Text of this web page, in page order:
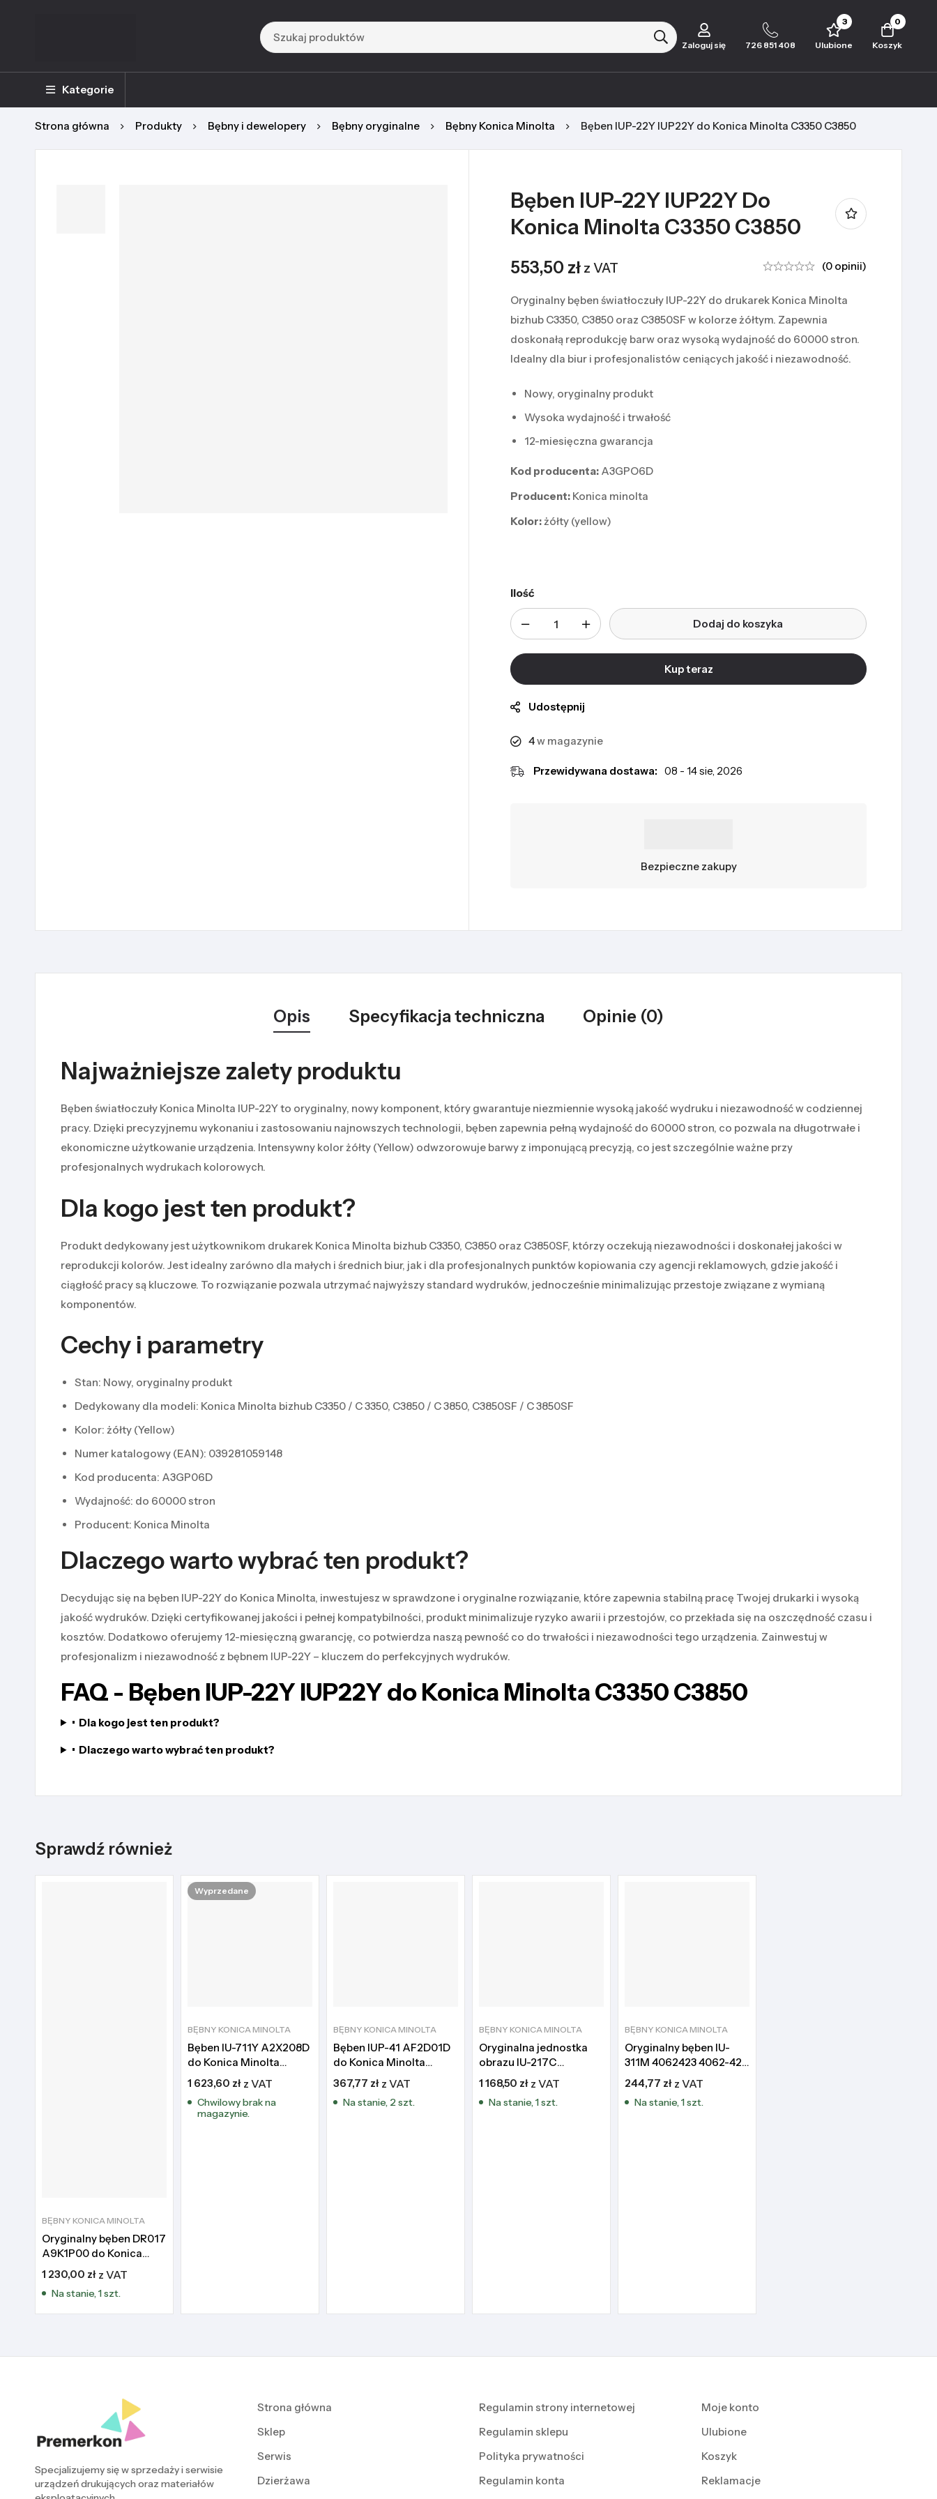
Zaloguj się 726 851 408
3
Ulubione
0
Koszyk
Kategorie
Strona główna Produkty Bębny i dewelopery Bębny oryginalne Bębny Konica Minolta Bęben IUP-22Y IUP22Y do Konica Minolta C3350 C3850
Bęben IUP-22Y IUP22Y Do
Konica Minolta C3350 C3850
553,50 zł z VAT (0 opinii)
Oryginalny bęben światłoczuły IUP-22Y do drukarek Konica Minolta
bizhub C3350, C3850 oraz C3850SF w kolorze żółtym. Zapewnia
doskonałą reprodukcję barw oraz wysoką wydajność do 60000 stron.
Idealny dla biur i profesjonalistów ceniących jakość i niezawodność.
Nowy, oryginalny produkt
Wysoka wydajność i trwałość
12-miesięczna gwarancja
Kod producenta: A3GPO6D
Producent: Konica minolta
Kolor:żółty (yellow)
4w magazynie
Ilość
Dodaj do koszyka
Kup teraz
Udostępnij
Przewidywana dostawa: 08 - 14 sie, 2026
Bezpieczne zakupy
Opis Specyfikacja techniczna Opinie (0)
Najważniejsze zalety produktu
Bęben światłoczuły Konica Minolta IUP-22Y to oryginalny, nowy komponent, który gwarantuje niezmiennie wysoką jakość wydruku i niezawodność w codziennej
pracy. Dzięki precyzyjnemu wykonaniu i zastosowaniu najnowszych technologii, bęben zapewnia pełną wydajność do 60000 stron, co pozwala na długotrwałe i
ekonomiczne użytkowanie urządzenia. Intensywny kolor żółty (Yellow) odwzorowuje barwy z imponującą precyzją, co jest szczególnie ważne przy
profesjonalnych wydrukach kolorowych.
Dla kogo jest ten produkt?
Produkt dedykowany jest użytkownikom drukarek Konica Minolta bizhub C3350, C3850 oraz C3850SF, którzy oczekują niezawodności i doskonałej jakości w
reprodukcji kolorów. Jest idealny zarówno dla małych i średnich biur, jak i dla profesjonalnych punktów kopiowania czy agencji reklamowych, gdzie jakość i
ciągłość pracy są kluczowe. To rozwiązanie pozwala utrzymać najwyższy standard wydruków, jednocześnie minimalizując przestoje związane z wymianą
komponentów.
Cechy i parametry
Stan: Nowy, oryginalny produkt
Dedykowany dla modeli: Konica Minolta bizhub C3350 / C 3350, C3850 / C 3850, C3850SF / C 3850SF
Kolor: żółty (Yellow)
Numer katalogowy (EAN): 039281059148
Kod producenta: A3GP06D
Wydajność: do 60000 stron
Producent: Konica Minolta
Dlaczego warto wybrać ten produkt?
Decydując się na bęben IUP-22Y do Konica Minolta, inwestujesz w sprawdzone i oryginalne rozwiązanie, które zapewnia stabilną pracę Twojej drukarki i wysoką
jakość wydruków. Dzięki certyfikowanej jakości i pełnej kompatybilności, produkt minimalizuje ryzyko awarii i przestojów, co przekłada się na oszczędność czasu i
kosztów. Dodatkowo oferujemy 12-miesięczną gwarancję, co potwierdza naszą pewność co do trwałości i niezawodności tego urządzenia. Zainwestuj w
profesjonalizm i niezawodność z bębnem IUP-22Y – kluczem do perfekcyjnych wydruków.
FAQ - Bęben IUP-22Y IUP22Y do Konica Minolta C3350 C3850
• Dla kogo jest ten produkt?
• Dlaczego warto wybrać ten produkt?
Sprawdź również
BĘBNY KONICA MINOLTA
Oryginalny bęben DR017
A9K1P00 do Konica
Minolta Accurio Press
6120 6136
1 230,00 zł z VAT
Na stanie, 1 szt.
Wyprzedane
BĘBNY KONICA MINOLTA
Bęben IU-711Y A2X208D
do Konica Minolta
Bizhub C654 C754
1 623,60 zł z VAT
Chwilowy brak na
magazynie.
BĘBNY KONICA MINOLTA
Bęben IUP-41 AF2D01D
do Konica Minolta
Bizhub 4201i 4221i 5001i
5021i
367,77 zł z VAT
Na stanie, 2 szt.
BĘBNY KONICA MINOLTA
Oryginalna jednostka
obrazu IU-217C
ACVF0KD do Konica
Minolta bizhub C257i
1 168,50 zł z VAT
Na stanie, 1 szt.
BĘBNY KONICA MINOLTA
Oryginalny bęben IU-
311M 4062423 4062-423
Konica Minolta bizhub
C300 C352
244,77 zł z VAT
Na stanie, 1 szt.
Specjalizujemy się w sprzedaży i serwisie
urządzeń drukujących oraz materiałów
Strona główna
Sklep
Serwis
Dzierżawa
Regulamin strony internetowej
Regulamin sklepu
Polityka prywatności
Regulamin konta
Moje konto
Ulubione
Koszyk
Reklamacje